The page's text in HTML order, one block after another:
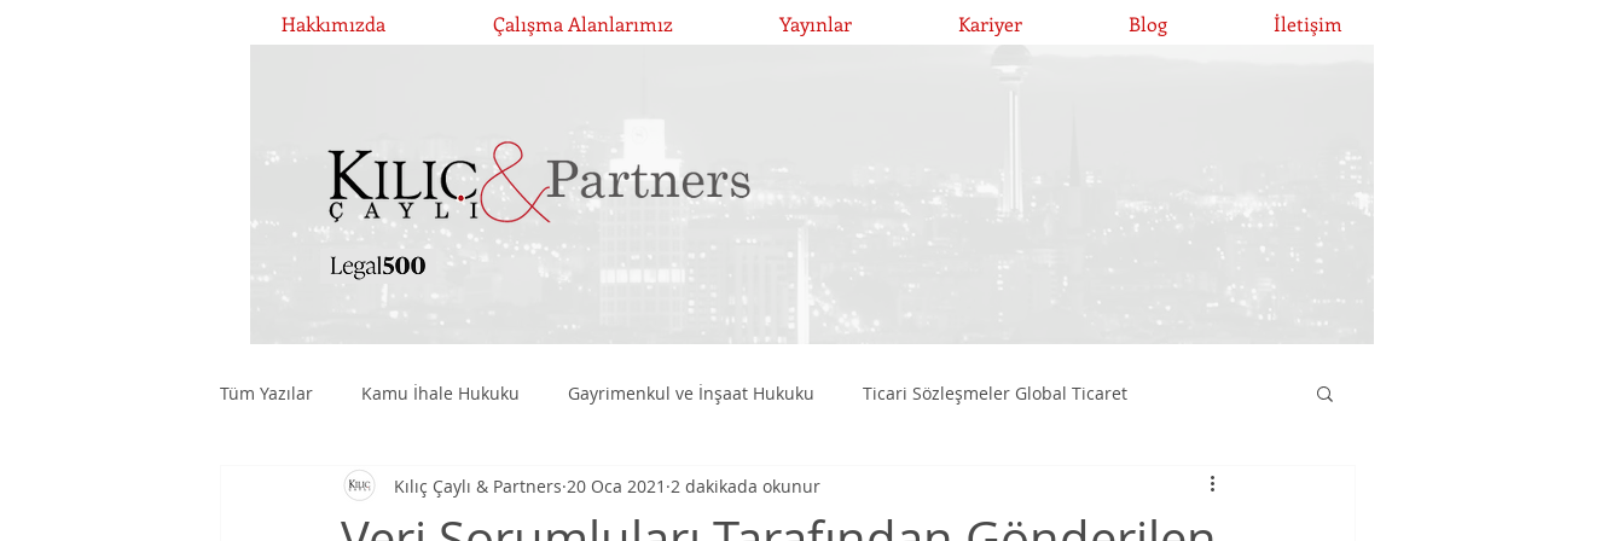
Hakkımızda Çalışma Alanlarımız Yayınlar Kariyer Blog İletişim
Tüm Yazılar Kamu İhale Hukuku Gayrimenkul ve İnşaat Hukuku Ticari Sözleşmeler Global Ticaret
Şirketler Hukuku ve Yönetişim Birleşme, Devralma ve Bölünmeler
Kılıç Çaylı & Partners 20 Oca 2021 2 dakikada okunur